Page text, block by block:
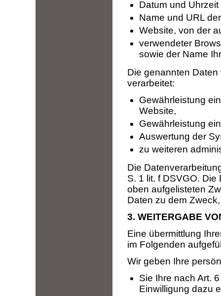
Datum und
Name und URL
Website, von der
verwendeter
sowie der Name
Die genannten
verarbeitet:
Gewährleistung
Website,
Gewährleistung
Auswertung der
zu weiteren
Die
S. 1 lit. f DSVGO.
oben aufgelisteten
Daten zu dem
3. WEITERGABE
Eine übermittlung
im Folgenden
Wir geben Ihre
Sie Ihre nach Art.
Einwilligung dazu